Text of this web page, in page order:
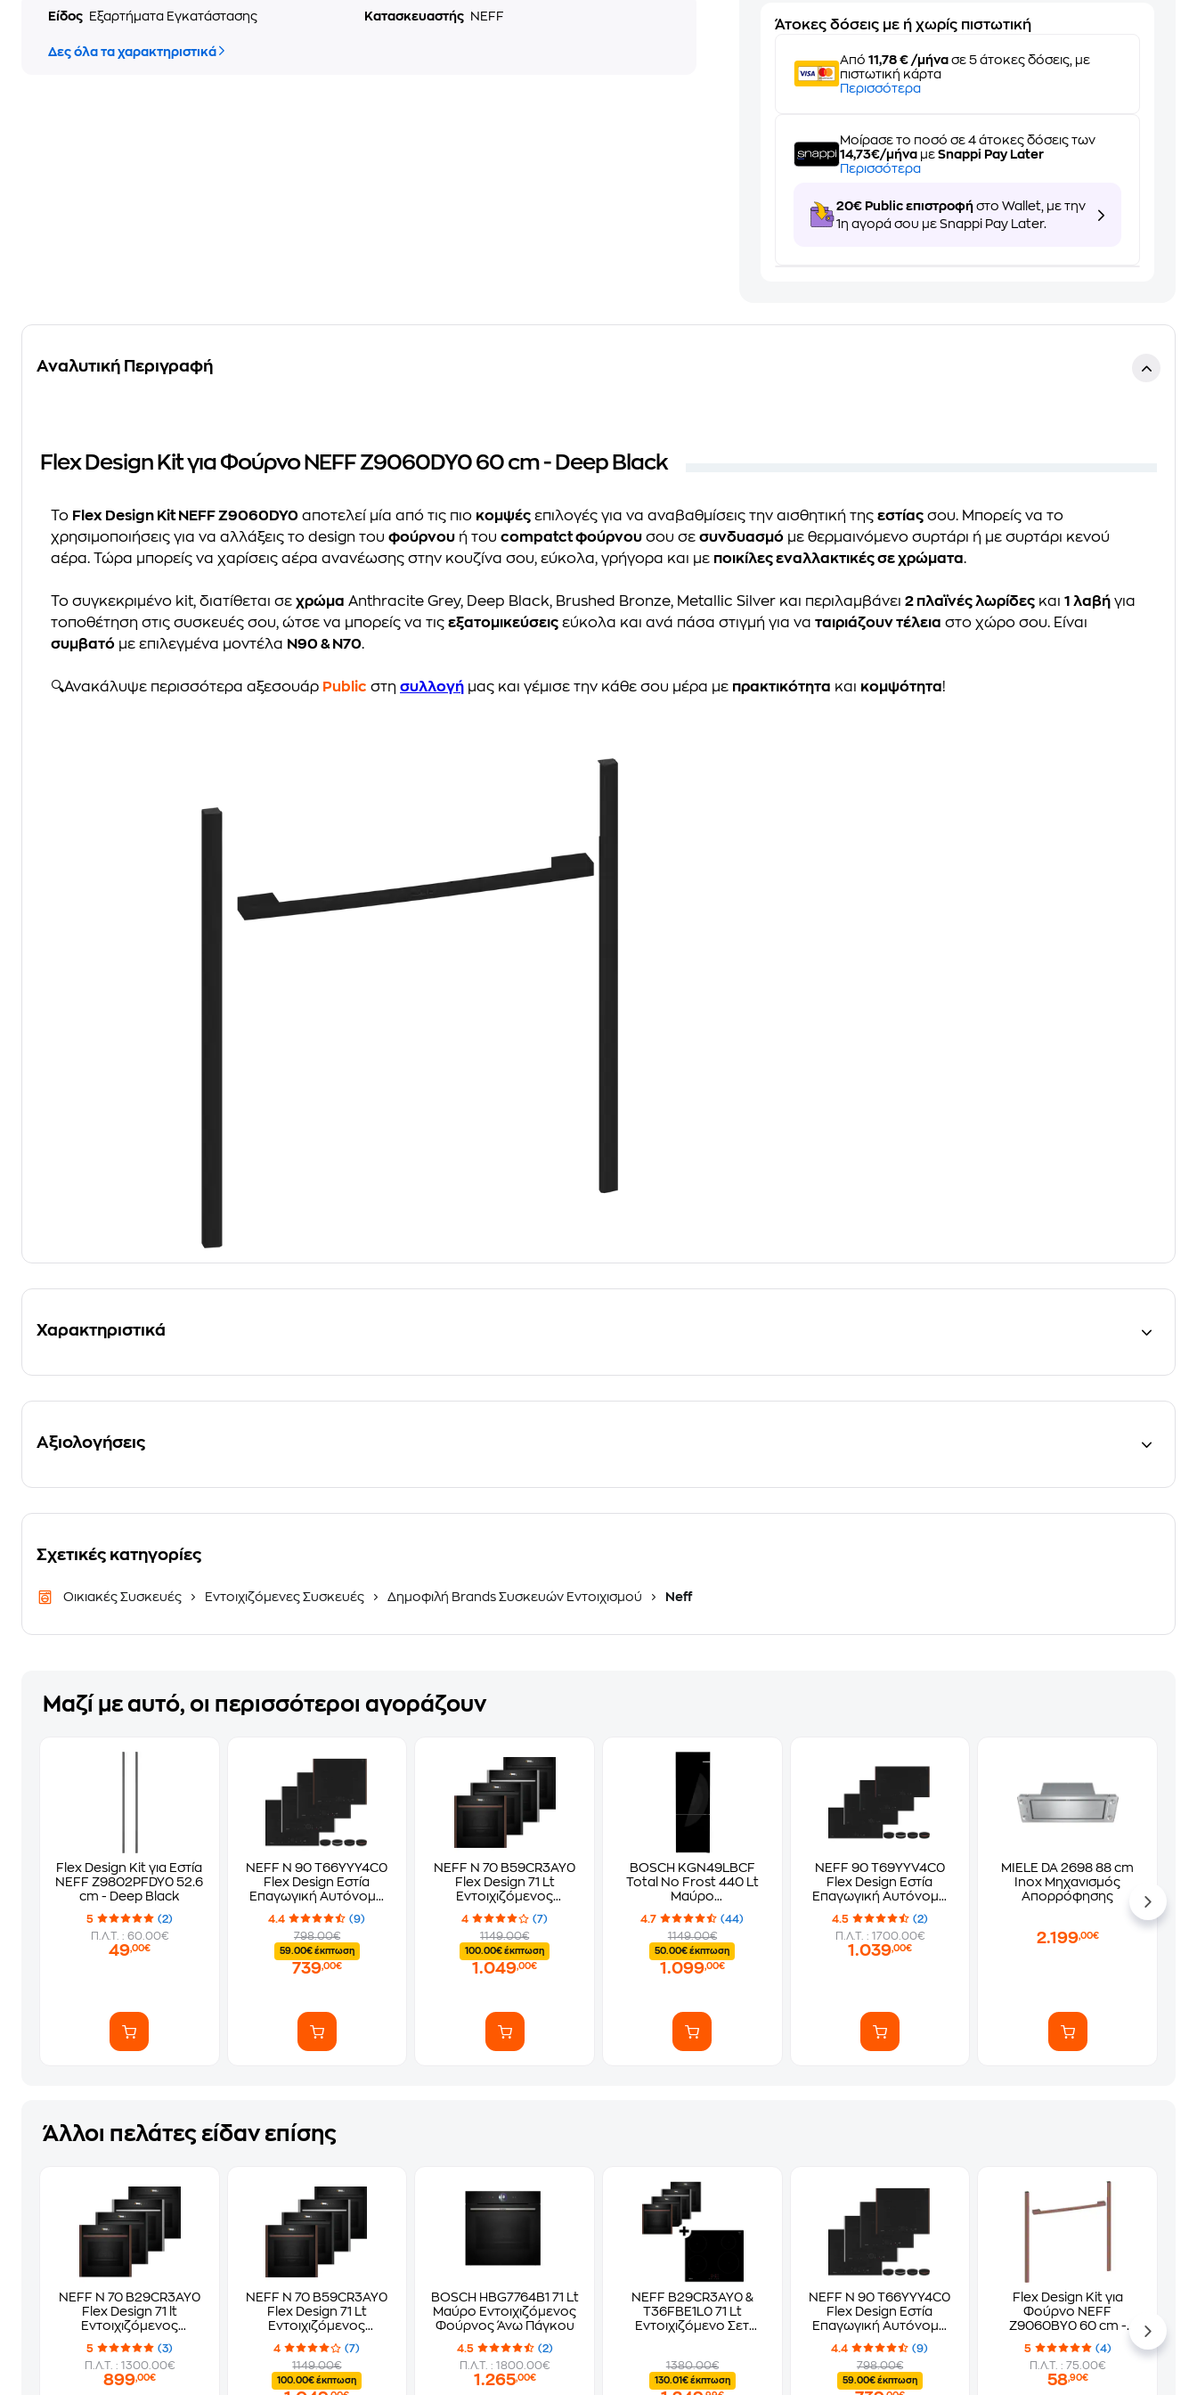
Είδος Εξαρτήματα Εγκατάστασης Κατασκευαστής NEFF
Δες όλα τα χαρακτηριστικά
Άτοκες δόσεις με ή χωρίς πιστωτική
Από11,78 € /μήνα σε 5 άτοκες δόσεις, με
πιστωτική κάρτα
Περισσότερα
Μοίρασε το ποσό σε 4 άτοκες δόσεις των
14,73€/μήνα μεSnappi Pay Later
Περισσότερα
20€ Public επιστροφή στο Wallet, με την
1η αγορά σου με Snappi Pay Later.
Αναλυτική Περιγραφή
Flex Design Kit για Φούρνο NEFF Z9060DY0 60 cm - Deep Black
Το Flex Design Kit NEFF Z9060DY0 αποτελεί μία από τις πιο κομψές επιλογές για να αναβαθμίσεις την αισθητική της εστίας σου. Μπορείς να το
χρησιμοποιήσεις για να αλλάξεις το design του φούρνου ή του compatct φούρνου σου σε συνδυασμό με θερμαινόμενο συρτάρι ή με συρτάρι κενού
αέρα. Τώρα μπορείς να χαρίσεις αέρα ανανέωσης στην κουζίνα σου, εύκολα, γρήγορα και με ποικίλες εναλλακτικές σε χρώματα.
Το συγκεκριμένο kit, διατίθεται σε χρώμα Anthracite Grey, Deep Black, Brushed Bronze, Metallic Silver και περιλαμβάνει 2 πλαϊνές λωρίδες και 1 λαβή για
τοποθέτηση στις συσκευές σου, ώτσε να μπορείς να τις εξατομικεύσεις εύκολα και ανά πάσα στιγμή για να ταιριάζουν τέλεια στο χώρο σου. Είναι
συμβατό με επιλεγμένα μοντέλα N90 & N70.
🔍Ανακάλυψε περισσότερα αξεσουάρ Public στη συλλογή μας και γέμισε την κάθε σου μέρα με πρακτικότητα και κομψότητα!
Χαρακτηριστικά
Αξιολογήσεις
Σχετικές κατηγορίες
Οικιακές Συσκευές Εντοιχιζόμενες Συσκευές Δημοφιλή Brands Συσκευών Εντοιχισμού Neff
Μαζί με αυτό, οι περισσότεροι αγοράζουν
Flex Design Kit για Εστία
NEFF Z9802PFDY0 52.6
cm - Deep Black
5
(2)
Π.Λ.Τ. : 60.00€
49,00€
NEFF Ν 90 T66YYY4C0
Flex Design Εστία
Επαγωγική Αυτόνομη
60 cm
4.4
(9)
798.00€
59.00€ έκπτωση
739,00€
NEFF N 70 B59CR3AY0
Flex Design 71 Lt
Εντοιχιζόμενος
Φούρνος Άνω Πάγκου
4
(7)
1149.00€
100.00€ έκπτωση
1.049,00€
BOSCH KGN49LBCF
Total No Frost 440 Lt
Μαύρο
Ψυγειοκαταψύκτης
4.7
(44)
1149.00€
50.00€ έκπτωση
1.099,00€
NEFF 90 T69YYV4C0
Flex Design Εστία
Επαγωγική Αυτόνομη
90 cm
4.5
(2)
Π.Λ.Τ. : 1700.00€
1.039,00€
MIELE DA 2698 88 cm
Inox Μηχανισμός
Απορρόφησης
2.199,00€
Άλλοι πελάτες είδαν επίσης
NEFF N 70 B29CR3AY0
Flex Design 71 lt
Εντοιχιζόμενος
Φούρνος Άνω Πάγκου
5
(3)
Π.Λ.Τ. : 1300.00€
899,00€
NEFF N 70 B59CR3AY0
Flex Design 71 Lt
Εντοιχιζόμενος
Φούρνος Άνω Πάγκου
4
(7)
1149.00€
100.00€ έκπτωση
BOSCH HBG7764B1 71 Lt
Μαύρο Εντοιχιζόμενος
Φούρνος Άνω Πάγκου
4.5
(2)
Π.Λ.Τ. : 1800.00€
1.265,00€
NEFF B29CR3AY0 &
T36FBE1L0 71 Lt
Eντοιχιζόμενο Σετ
1380.00€
130.01€ έκπτωση
NEFF Ν 90 T66YYY4C0
Flex Design Εστία
Επαγωγική Αυτόνομη
60 cm
4.4
(9)
798.00€
59.00€ έκπτωση
Flex Design Kit για
Φούρνο NEFF
Z9060BY0 60 cm -
Brushed Bronze
5
(4)
Π.Λ.Τ. : 75.00€
58,90€